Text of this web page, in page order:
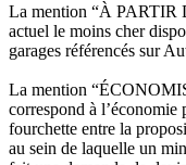
La mention “À PARTIR
actuel le moins cher
garages référencés sur
La mention
correspond à l’économie
fourchette entre la
au sein de laquelle un